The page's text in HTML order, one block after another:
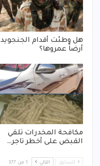
هل وطئت أقدام الجنجويد
أرضاً عمروها؟
مكافحة المخدرات تلقي
القبض على أخطر تاجر…
السابق التالي 1 من 377